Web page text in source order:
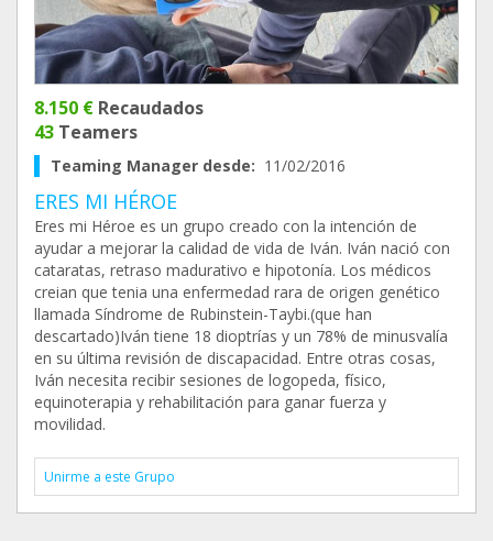
8.150 € Recaudados
43 Teamers
Teaming Manager desde: 11/02/2016
ERES MI HÉROE
Eres mi Héroe es un grupo creado con la intención de
ayudar a mejorar la calidad de vida de Iván. Iván nació con
cataratas, retraso madurativo e hipotonía. Los médicos
creian que tenia una enfermedad rara de origen genético
llamada Síndrome de Rubinstein-Taybi.(que han
descartado)Iván tiene 18 dioptrías y un 78% de minusvalía
en su última revisión de discapacidad. Entre otras cosas,
Iván necesita recibir sesiones de logopeda, físico,
equinoterapia y rehabilitación para ganar fuerza y
movilidad.
Unirme a este Grupo